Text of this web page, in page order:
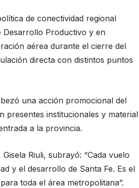
de conectividad regional
Desarrollo Productivo y en
aérea durante el cierre del
directa con distintos puntos
una acción promocional del
presentes institucionales y material
a la provincia.
Riuli, subrayó: “Cada vuelo
y el desarrollo de Santa Fe. Es el
toda el área metropolitana”.